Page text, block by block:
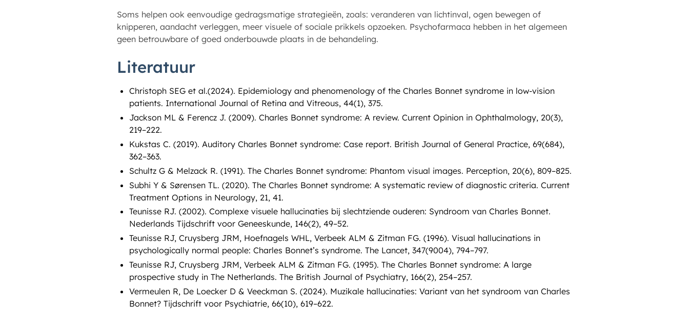
Soms helpen ook eenvoudige gedragsmatige strategieën, zoals: veranderen van lichtinval, ogen bewegen of
knipperen, aandacht verleggen, meer visuele of sociale prikkels opzoeken. Psychofarmaca hebben in het algemeen
geen betrouwbare of goed onderbouwde plaats in de behandeling.
Literatuur
Christoph SEG et al.(2024). Epidemiology and phenomenology of the Charles Bonnet syndrome in low-vision
patients. International Journal of Retina and Vitreous, 44(1), 375.
Jackson ML & Ferencz J. (2009). Charles Bonnet syndrome: A review. Current Opinion in Ophthalmology, 20(3),
219–222.
Kukstas C. (2019). Auditory Charles Bonnet syndrome: Case report. British Journal of General Practice, 69(684),
362–363.
Schultz G & Melzack R. (1991). The Charles Bonnet syndrome: Phantom visual images. Perception, 20(6), 809–825.
Subhi Y & Sørensen TL. (2020). The Charles Bonnet syndrome: A systematic review of diagnostic criteria. Current
Treatment Options in Neurology, 21, 41.
Teunisse RJ. (2002). Complexe visuele hallucinaties bij slechtziende ouderen: Syndroom van Charles Bonnet.
Nederlands Tijdschrift voor Geneeskunde, 146(2), 49–52.
Teunisse RJ, Cruysberg JRM, Hoefnagels WHL, Verbeek ALM & Zitman FG. (1996). Visual hallucinations in
psychologically normal people: Charles Bonnet’s syndrome. The Lancet, 347(9004), 794–797.
Teunisse RJ, Cruysberg JRM, Verbeek ALM & Zitman FG. (1995). The Charles Bonnet syndrome: A large
prospective study in The Netherlands. The British Journal of Psychiatry, 166(2), 254–257.
Vermeulen R, De Loecker D & Veeckman S. (2024). Muzikale hallucinaties: Variant van het syndroom van Charles
Bonnet? Tijdschrift voor Psychiatrie, 66(10), 619–622.